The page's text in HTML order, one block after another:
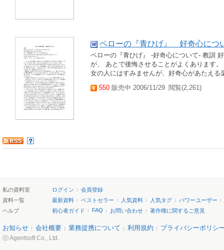
ペローの『青ひげ』 好奇心につ
ペローの『青ひげ』 -好奇心について- 教訓
が、 あとで後悔させることがよくあります
女の人にはすみませんが、好奇心があたえ
550 販売中 2006/11/29 閲覧(2,261)
私の資料室 ログイン
会員登録
資料一覧
最新資料 ベストセラー 人気資料 人気タグ
パワーユーザー
ヘルプ
初心者ガイド FAQ お問い合わせ 著作権に関するご意見
お知らせ 会社概要 業務提携について 利用規約 プライバシーポリシ
ⓒ Agentsoft Co., Ltd.